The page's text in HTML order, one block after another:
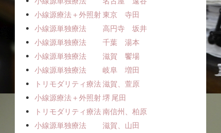
小線源療法＋外照射 東京 寺田
小線源単独療法 高円寺 坂井
小線源単独療法 千葉 湯本
小線源単独療法 滋賀 饗場
小線源単独療法 岐阜 増田
トリモダリティ療法 滋賀、萱原
小線源療法＋外照射 堺 尾田
トリモダリティ療法 南信州、柏原
小線源単独療法 滋賀、山田